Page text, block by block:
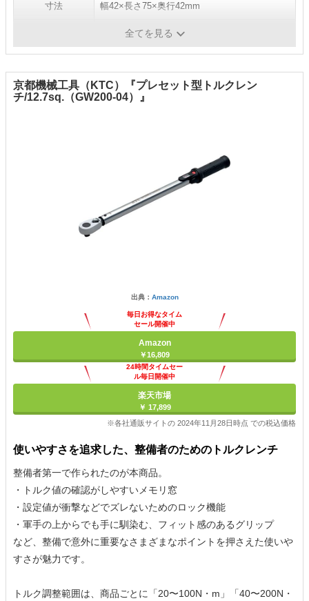
寸法 幅42×長さ75×奥行42mm
全てを見る
京都機械工具（KTC）『プレセット型トルクレン
チ/12.7sq.（GW200-04）』
出典： Amazon
毎日お得なタイム
セール開催中
Amazon
￥16,809
24時間タイムセー
ル毎日開催中
楽天市場
￥ 17,899
※各社通販サイトの 2024年11月28日時点 での税込価格
使いやすさを追求した、整備者のためのトルクレンチ
整備者第一で作られたのが本商品。
・トルク値の確認がしやすいメモリ窓
・設定値が衝撃などでズレないためのロック機能
・軍手の上からでも手に馴染む、フィット感のあるグリップ
など、整備で意外に重要なさまざまなポイントを押さえた使いや
すさが魅力です。
トルク調整範囲は、商品ごとに「20〜100N・m」「40〜200N・